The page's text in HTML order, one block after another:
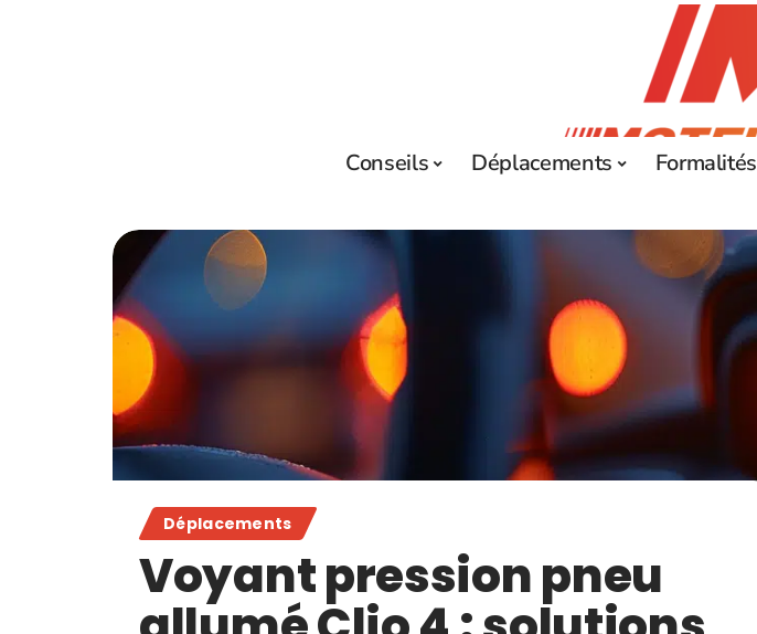
Conseils Déplacements Formalités
Déplacements
Voyant pression pneu